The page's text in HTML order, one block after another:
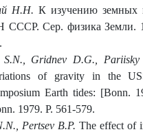
Н.Н. К изучению земных
СССР. Сер. физика Земли.
S.N., Gridnev D.G.,
of gravity in the
Earth tides: [Bonn.
1979. P. 561-579.
Pertsev B.P. The effect of